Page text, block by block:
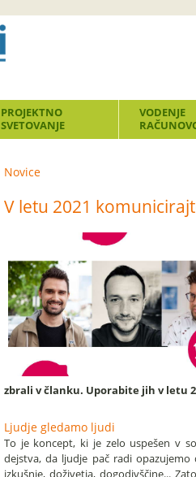
PROJEKTNO
SVETOVANJE
VODENJE
Novice
V letu 2021
zbrali v članku. Uporabite jih v
Ljudje gledamo ljudi
To je koncept, ki je zelo uspešen v
dejstva, da ljudje pač radi
izkušnje, doživetja, dogodivščine...